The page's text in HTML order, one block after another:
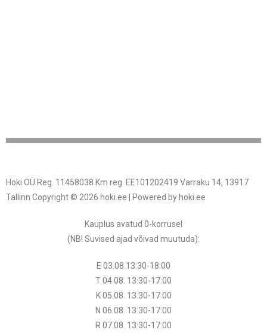
Hoki OÜ Reg. 11458038 Km reg. EE101202419 Varraku 14, 13917
Tallinn Copyright © 2026 hoki.ee | Powered by hoki.ee
Kauplus avatud 0-korrusel
(NB! Suvised ajad võivad muutuda):
E 03.08.13:30-18:00
T 04.08. 13:30-17:00
K 05.08. 13:30-17:00
N 06.08. 13:30-17:00
R 07.08. 13:30-17:00